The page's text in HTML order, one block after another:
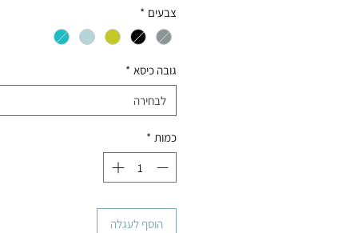
צבעים *
גובה כיסא *
לבחירה
כמות *
הוסף לעגלה